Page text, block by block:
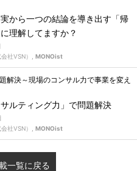
から一つの結論を導き出す「帰
理解してますか？
社VSN）, MONOist
解決～現場のコンサル力で事業を変え
サルティング力」で問題解決
社VSN）, MONOist
一覧に戻る